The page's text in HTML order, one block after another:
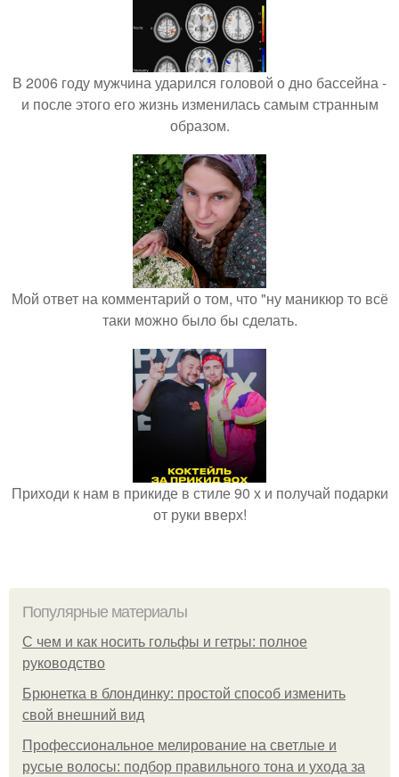
В 2006 году мужчина ударился головой о дно бассейна -
и после этого его жизнь изменилась самым странным
образом.
Мой ответ на комментарий о том, что "ну маникюр то всё
таки можно было бы сделать.
Приходи к нам в прикиде в стиле 90 х и получай подарки
от руки вверх!
Популярные материалы
С чем и как носить гольфы и гетры: полное
руководство
Брюнетка в блондинку: простой способ изменить
свой внешний вид
Профессиональное мелирование на светлые и
русые волосы: подбор правильного тона и ухода за